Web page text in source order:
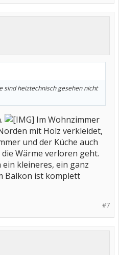
sind heiztechnisch gesehen nicht
Im Wohnzimmer
mit Holz verkleidet,
und der Küche auch
Wärme verloren geht.
kleineres, ein ganz
Balkon ist komplett
#7